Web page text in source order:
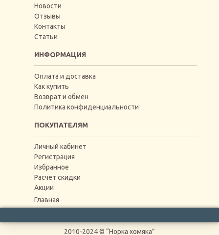
Новости
Отзывы
Контакты
Статьи
ИНФОРМАЦИЯ
Оплата и доставка
Как купить
Возврат и обмен
Политика конфиденциальности
ПОКУПАТЕЛЯМ
Личный кабинет
Регистрация
Избранное
Расчет скидки
Акции
Главная
2010-2024 © “Норка хомяка”